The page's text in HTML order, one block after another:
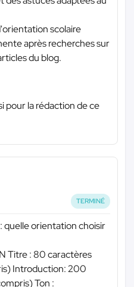
scolaire
après recherches sur
du blog.
pour la rédaction de ce
TERMINÉ
quelle orientation choisir
Titre : 80 caractères
Introduction: 200
Ton :